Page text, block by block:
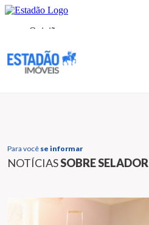
Para você se informar
NOTÍCIASSOBRE SELADOR